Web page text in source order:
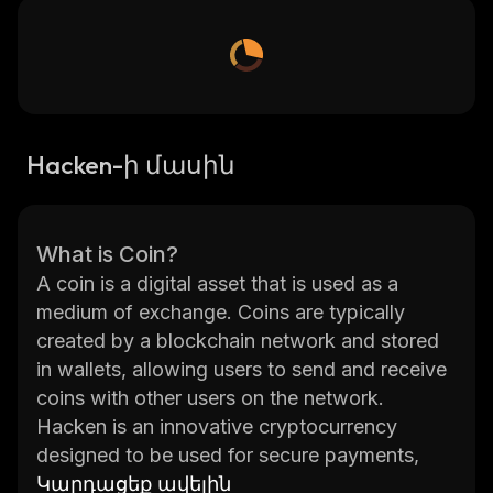
Hacken-ի մասին
What is Coin?
A coin is a digital asset that is used as a
medium of exchange. Coins are typically
created by a blockchain network and stored
in wallets, allowing users to send and receive
coins with other users on the network.
Hacken is an innovative cryptocurrency
designed to be used for secure payments,
investments, and trading. It was created by
Կարդացեք ավելին